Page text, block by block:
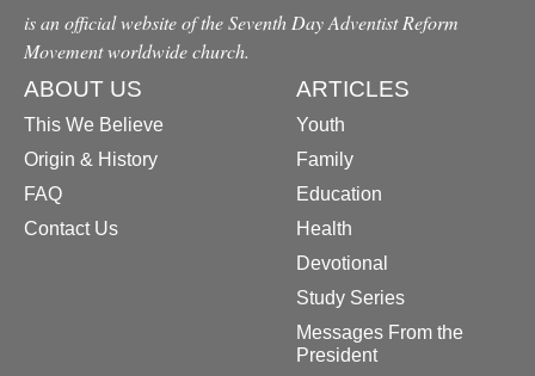
is an official website of the Seventh Day Adventist Reform
Movement worldwide church.
ABOUT US
This We Believe
Origin & History
FAQ
Contact Us
ARTICLES
Youth
Family
Education
Health
Devotional
Study Series
Messages From the
President